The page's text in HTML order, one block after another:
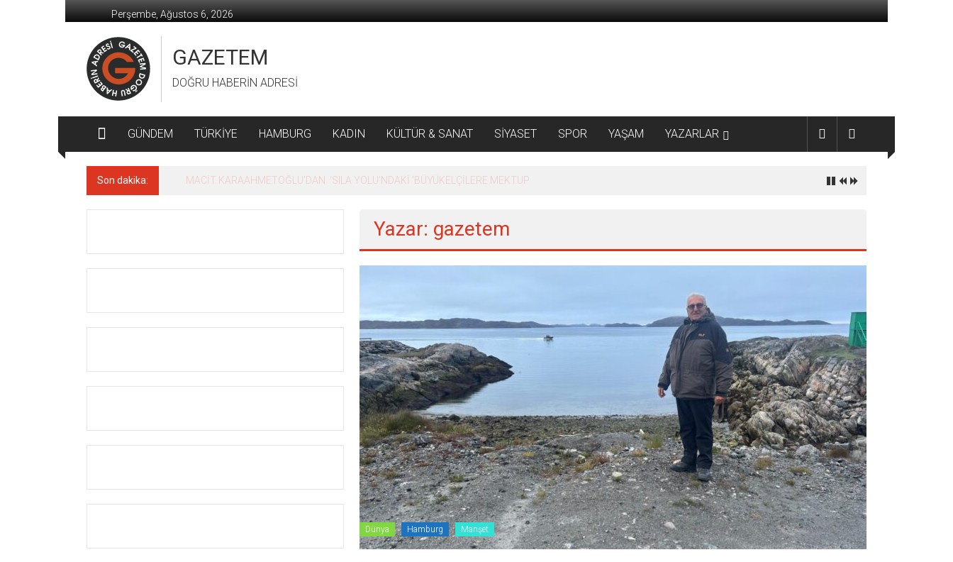
geç
Perşembe, Ağustos 6, 2026
GAZETEM
DOĞRU HABERİN ADRESİ
GÜNDEM TÜRKİYE HAMBURG KADIN KÜLTÜR & SANAT SİYASET SPOR YAŞAM YAZARLAR
Son dakika: MACİT KARAAHMETOĞLU’DAN ‘SILA YOLU’NDAKİ ’BÜYÜKELÇİLERE MEKTUP
Yazar: gazetem
Dünya Hamburg Manşet